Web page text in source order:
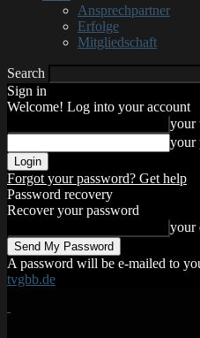
Ansprechpartner
Erfolge
Mitgliedschaft
Search
Sign in
Welcome! Log into your account
your
your
Forgot your password? Get help
Password recovery
Recover your password
your
A password will be e-mailed to
tvgbb.de